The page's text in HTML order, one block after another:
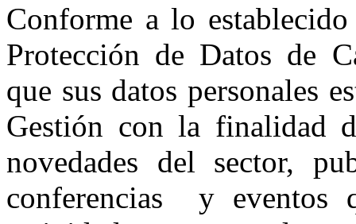
Conforme a lo
Protección de Datos de
que sus datos personales
Gestión con la finalidad
novedades del sector,
conferencias y eventos